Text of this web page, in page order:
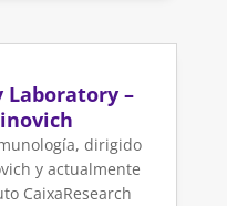
Laboratory –
dirigido
y actualmente
CaixaResearch